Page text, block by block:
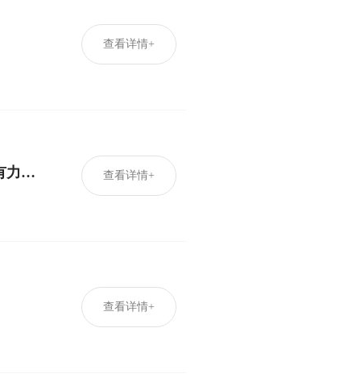
查看详情+
【重磅文件】国家能源局发意见21条！为积极稳妥推进碳达峰碳中和提供有力支撑 查看详情+
查看详情+